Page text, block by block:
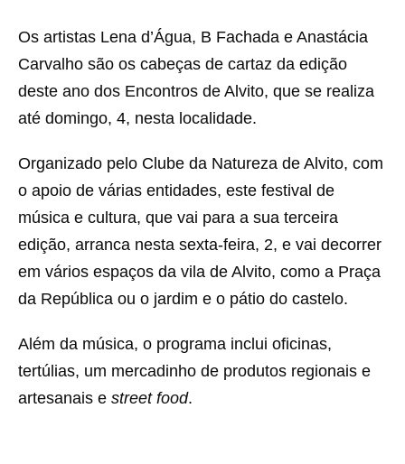
Os artistas Lena d’Água, B Fachada e Anastácia
Carvalho são os cabeças de cartaz da edição
deste ano dos Encontros de Alvito, que se realiza
até domingo, 4, nesta localidade.
Organizado pelo Clube da Natureza de Alvito, com
o apoio de várias entidades, este festival de
música e cultura, que vai para a sua terceira
edição, arranca nesta sexta-feira, 2, e vai decorrer
em vários espaços da vila de Alvito, como a Praça
da República ou o jardim e o pátio do castelo.
Além da música, o programa inclui oficinas,
tertúlias, um mercadinho de produtos regionais e
artesanais e street food.